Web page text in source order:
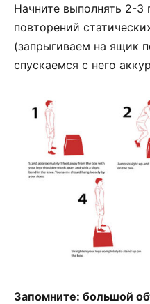
Начните выполнять 2-3
повторений
(запрыгиваем на ящик
спускаемся с него
Запомните: большой